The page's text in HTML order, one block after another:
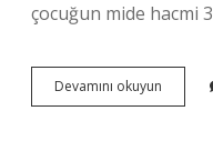
çocuğun mide hacmi
Devamını okuyun
Yaşındaki